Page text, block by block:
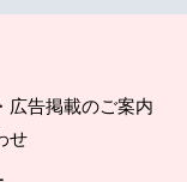
広告掲載のご案内
せ